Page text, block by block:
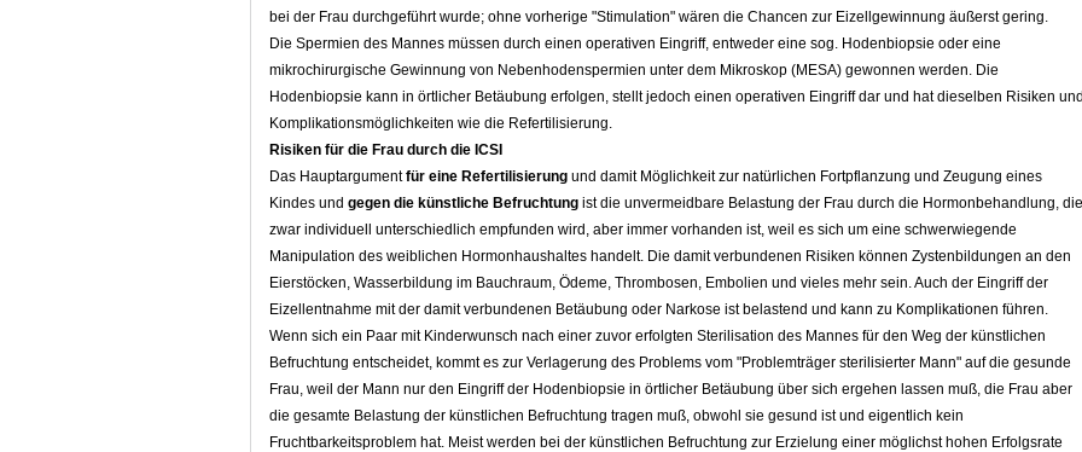
bei der Frau durchgeführt wurde; ohne vorherige "Stimulation" wären die Chancen zur Eizellgewinnung äußerst gering.
Die Spermien des Mannes müssen durch einen operativen Eingriff, entweder eine sog. Hodenbiopsie oder eine
mikrochirurgische Gewinnung von Nebenhodenspermien unter dem Mikroskop (MESA) gewonnen werden. Die
Hodenbiopsie kann in örtlicher Betäubung erfolgen, stellt jedoch einen operativen Eingriff dar und hat dieselben Risiken
Komplikationsmöglichkeiten wie die Refertilisierung.
Risiken für die Frau durch die ICSI
Das Hauptargumentfür eine Refertilisierung und damit Möglichkeit zur natürlichen Fortpflanzung und Zeugung eines
Kindes und gegen die künstliche Befruchtung ist die unvermeidbare Belastung der Frau durch die Hormonbehandlung, die
zwar individuell unterschiedlich empfunden wird, aber immer vorhanden ist, weil es sich um eine schwerwiegende
Manipulation des weiblichen Hormonhaushaltes handelt. Die damit verbundenen Risiken können Zystenbildungen an den
Eierstöcken, Wasserbildung im Bauchraum, Ödeme, Thrombosen, Embolien und vieles mehr sein. Auch der Eingriff der
Eizellentnahme mit der damit verbundenen Betäubung oder Narkose ist belastend und kann zu Komplikationen führen.
Wenn sich ein Paar mit Kinderwunsch nach einer zuvor erfolgten Sterilisation des Mannes für den Weg der künstlichen
Befruchtung entscheidet, kommt es zur Verlagerung des Problems vom "Problemträger sterilisierter Mann" auf die gesunde
Frau, weil der Mann nur den Eingriff der Hodenbiopsie in örtlicher Betäubung über sich ergehen lassen muß, die Frau aber
die gesamte Belastung der künstlichen Befruchtung tragen muß, obwohl sie gesund ist und eigentlich kein
Fruchtbarkeitsproblem hat. Meist werden bei der künstlichen Befruchtung zur Erzielung einer möglichst hohen Erfolgsrate